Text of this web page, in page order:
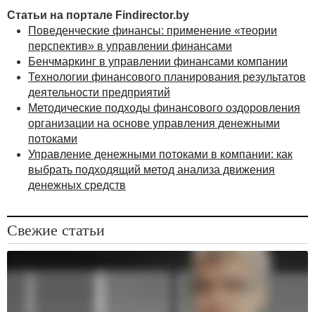
Статьи на портале Findirector.by
Поведенческие финансы: применение «теории
перспектив» в управлении финансами
Бенчмаркинг в управлении финансами компании
Технологии финансового планирования результатов
деятельности предприятий
Методические подходы финансового оздоровления
организации на основе управления денежными
потоками
Управление денежными потоками в компании: как
выбрать подходящий метод анализа движения
денежных средств
Свежие статьи